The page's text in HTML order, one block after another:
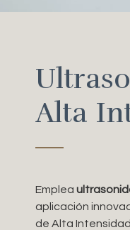
Alta
Emplea
aplicación
de Alta